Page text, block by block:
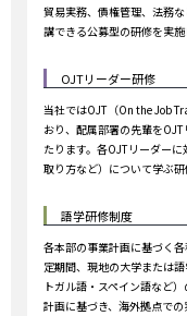
貿易実務、債権管理、法務
講できる公募型の研修を実施
OJTリーダー研修
当社ではOJT（On the Job
おり、配属部署の先輩を
たります。各OJTリーダー
取り方など）について学ぶ研
語学研修制度
各本部の事業計画に基づく
定期間、現地の大学または
トガル語・スペイン語など
計画に基づき、海外拠点での